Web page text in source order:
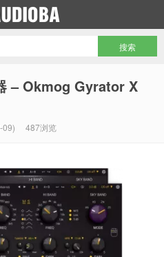
– Okmog Gyrator X
09) 487浏览